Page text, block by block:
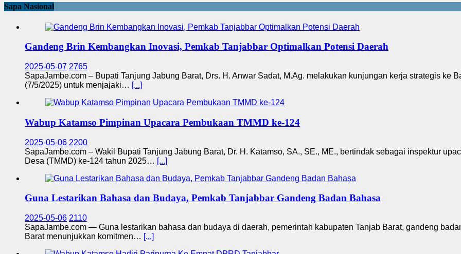
Sapa Nasional
Gandeng Brin Kembangkan Inovasi, Pemkab Tanjabbar Optimalkan Potensi Daerah
2025-05-07 2765
SapaJambe.com – Bupati Tanjung Jabung Barat, Drs. H. Anwar Sadat, M.Ag. melakukan kunjungan kerja strategis ke
(7/5/2025) untuk menjajaki… [...]
Wabup Katamso Pimpinan Upacara Pembukaan TMMD ke-124
2025-05-06 2200
SapaJambe.com – Wakil Bupati Tanjung Jabung Barat, Dr. H. Katamso, SA., SE., ME., bertindak sebagai inspektur
Desa (TMMD) ke-124 tahun 2025… [...]
Guna Lestarikan Bahasa dan Budaya, Pemkab Tanjabbar Gandeng Badan Bahasa
2025-05-06 2110
SapaJambe.com — Guna lestarikan bahasa dan budaya di daerah, pemerintah kabupaten Tanjab Barat, gandeng
Barat menunjukkan komitmen… [...]